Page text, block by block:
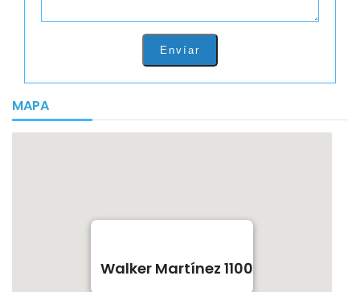
Envíar
MAPA
Walker Martínez 1100